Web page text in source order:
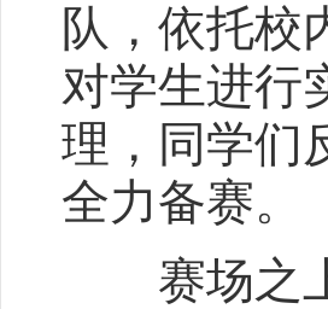
队，依托校
对学生进行
理，同学们
全力备赛。
赛场之上